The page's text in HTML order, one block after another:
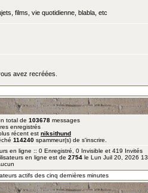
films, vie quotidienne, blabla, etc
avez recréées.
total de 103678 messages
enregistrés
récent est niksithund
114240 spammeur(s) de s'inscrire.
en ligne :: 0 Enregistré, 0 Invisible et 419
en ligne est de 2754 le Lun Juil 20, 2026
actifs des cinq dernières minutes